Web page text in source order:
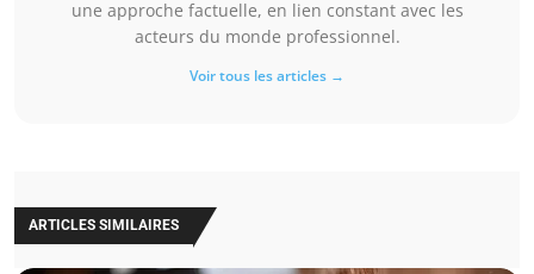
une approche factuelle, en lien constant avec les
acteurs du monde professionnel.
Voir tous les articles →
ARTICLES SIMILAIRES